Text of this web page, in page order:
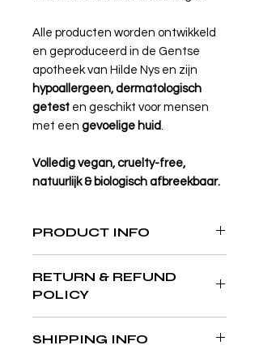
Alle producten worden ontwikkeld
en geproduceerd in de Gentse
apotheek van Hilde Nys en zijn
hypoallergeen, dermatologisch
getest en geschikt voor mensen
met een gevoelige huid.
Volledig vegan, cruelty-free,
natuurlijk & biologisch afbreekbaar.
PRODUCT INFO
RETURN & REFUND
POLICY
verwachtingen? Dat lossen we
SHIPPING INFO